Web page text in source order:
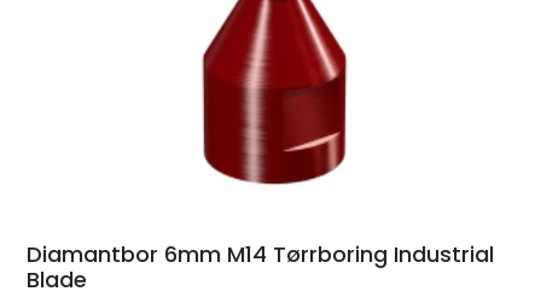
Diamantbor 6mm M14 Tørrboring Industrial
Blade